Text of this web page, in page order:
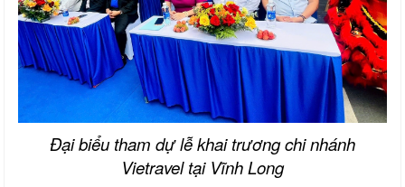
Đại biểu tham dự lễ khai trương chi nhánh
Vietravel tại Vĩnh Long